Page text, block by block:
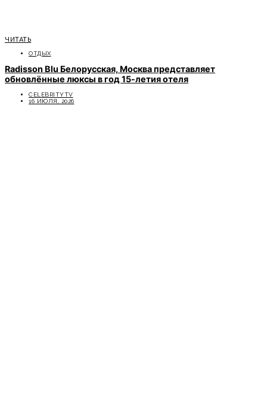
ЧИТАТЬ
ОТДЫХ
Radisson Blu Белорусская, Москва представляет
обновлённые люксы в год 15-летия отеля
CELEBRITYTV
16 ИЮЛЯ, 2026